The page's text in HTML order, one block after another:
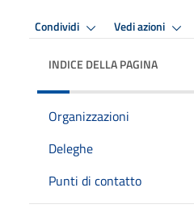
Condividi Vedi azioni
INDICE DELLA PAGINA
Organizzazioni
Deleghe
Punti di contatto